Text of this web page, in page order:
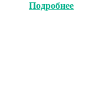
Подробнее